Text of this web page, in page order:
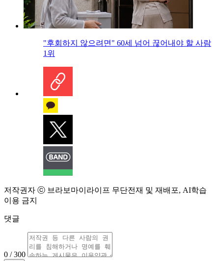
"후회하지 않으려면" 60세 넘어 끊어내야 할 사람
1위
저작권자 ⓒ 브라보마이라이프 무단전재 및 재배포, AI학습
이용 금지
댓글
0 / 300